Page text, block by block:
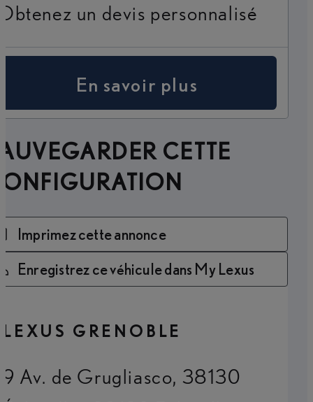
un devis personnalisé
En savoir plus
CETTE
Imprimez cette annonce
Enregistrez ce véhicule dans My Lexus
LEXUS GRENOBLE
9 Av. de Grugliasco, 38130